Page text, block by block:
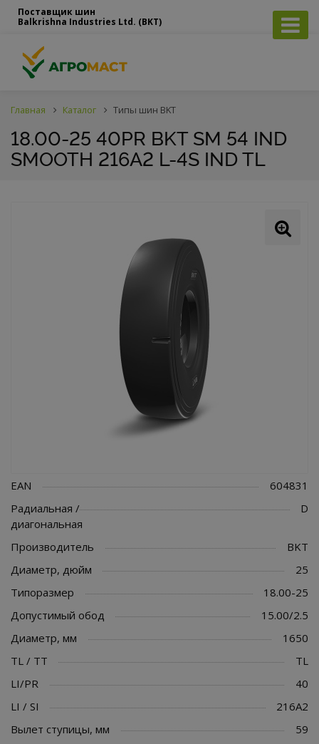
Поставщик шин
Balkrishna Industries Ltd. (BKT)
Главная Каталог Типы шин BKT
18.00-25 40PR BKT SM 54 IND
SMOOTH 216A2 L-4S IND TL
EAN
604831
Радиальная /
диагональная
D
Производитель
BKT
Диаметр, дюйм
25
Типоразмер
18.00-25
Допустимый обод
15.00/2.5
Диаметр, мм
1650
TL / TT
TL
LI/PR
40
LI / SI
216A2
Вылет ступицы, мм
59